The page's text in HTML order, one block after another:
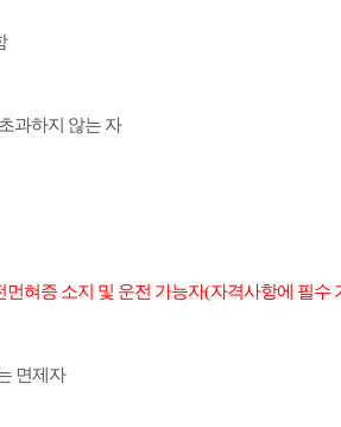
과하지 않는 자
먼혀증 소지 및 운전 가능자(자격사항에 필수
면제자